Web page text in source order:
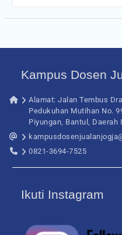
Kampus Dosen
Alamat: Jalan Tembus
Pedukuhan Mutihan No.
Piyungan, Bantul,
0821-3694-7525
Ikuti Instagram